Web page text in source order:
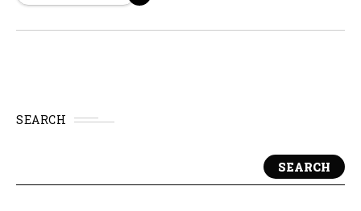
SEARCH
SEARCH